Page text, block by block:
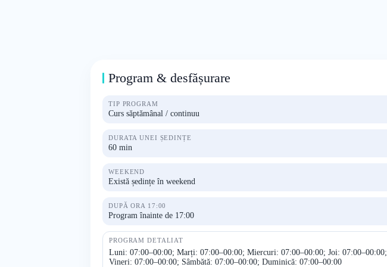
Program & desfășurare
TIP PROGRAM
Curs săptămânal / continuu
DURATA UNEI ȘEDINȚE
60 min
WEEKEND
Există ședințe în weekend
DUPĂ ORA 17:00
Program înainte de 17:00
PROGRAM DETALIAT
Luni: 07:00–00:00; Marți: 07:00–00:00; Miercuri: 07:00–00:00; Joi: 07:00–00:00;
Vineri: 07:00–00:00; Sâmbătă: 07:00–00:00; Duminică: 07:00–00:00